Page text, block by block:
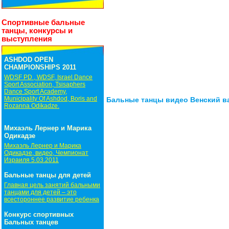
Спортивные бальные
танцы, конкурсы и
выступления
ASHDOD OPEN
CHAMPIONSHIPS 2011
WDSF PD , WDSF, Israel Dance
Sport Association, Tsisaphers
Dance Sport Academy,
Municipality Of Ashdod, Boris and
Rozanna Odikadze.
Михаэль Лернер и Марика
Одикадзе
Михаэль Лернер и Марика
Одикадзе, видео, Чемпионат
Израиля 5.03.2011
Бальные танцы для детей
Главная цель занятий бальными
танцами для детей – это
всестороннее развитие ребенка
Конкурс спортивных
Бальных танцев
Бальные танцы видео Венский